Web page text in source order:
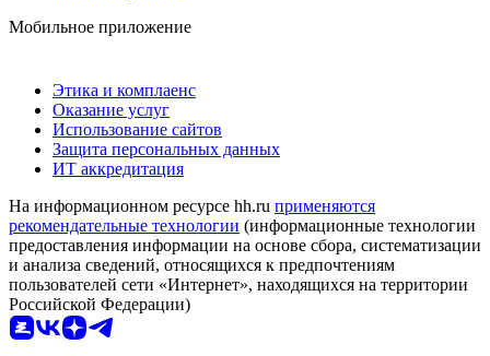
Мобильное приложение
Этика и комплаенс
Оказание услуг
Использование сайтов
Защита персональных данных
ИТ аккредитация
На информационном ресурсе hh.ru применяются
рекомендательные технологии (информационные технологии
предоставления информации на основе сбора, систематизации
и анализа сведений, относящихся к предпочтениям
пользователей сети «Интернет», находящихся на территории
Российской Федерации)